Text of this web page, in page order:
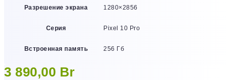
Разрешение экрана 1280×2856
Серия Pixel 10 Pro
Встроенная память 256 Гб
3 890,00 Br